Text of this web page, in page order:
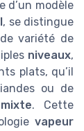
d’un modèle
, se distingue
variété de
niveaux,
plats, qu’il
ou de
mixte. Cette
vapeur